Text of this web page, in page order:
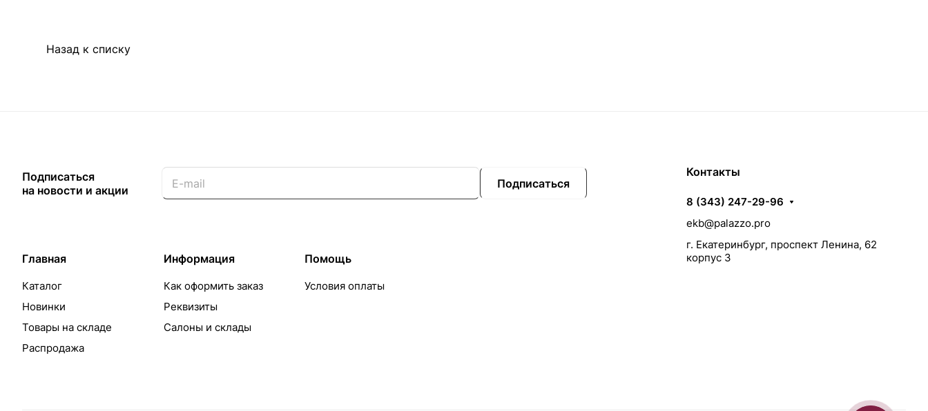
Назад к списку
Подписаться
на новости и акции
Подписаться
Главная
Каталог
Новинки
Товары на складе
Распродажа
Информация
Как оформить заказ
Реквизиты
Салоны и склады
Помощь
Условия оплаты
Контакты
8 (343) 247-29-96
ekb@palazzo.pro
г. Екатеринбург, проспект Ленина, 62
корпус 3